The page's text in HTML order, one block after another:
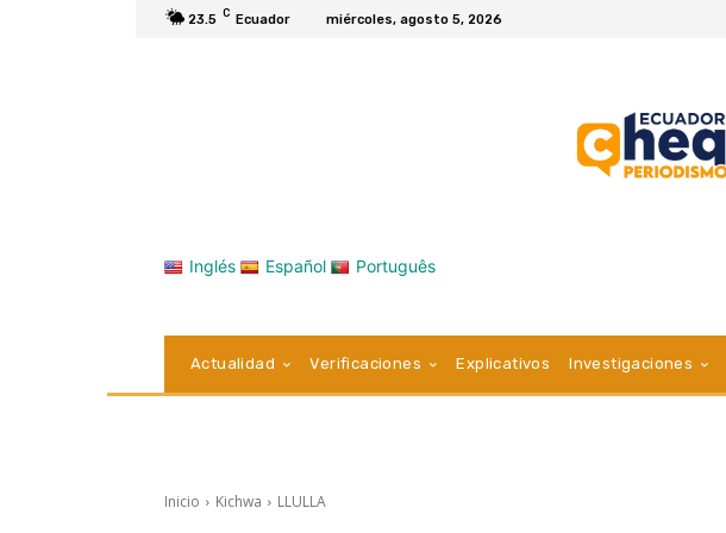
23.5 C Ecuador miércoles, agosto 5, 2026
Inglés Español Português
Actualidad Verificaciones Explicativos Investigaciones
Inicio Kichwa LLULLA